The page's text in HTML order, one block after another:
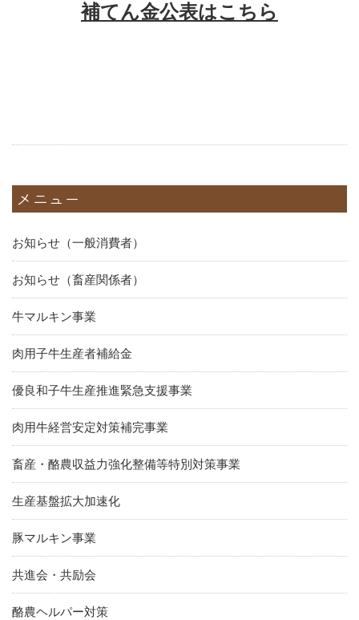
補てん金公表はこちら
メニュー
お知らせ（一般消費者）
お知らせ（畜産関係者）
牛マルキン事業
肉用子牛生産者補給金
優良和子牛生産推進緊急支援事業
肉用牛経営安定対策補完事業
畜産・酪農収益力強化整備等特別対策事業
生産基盤拡大加速化
豚マルキン事業
共進会・共励会
酪農ヘルパー対策